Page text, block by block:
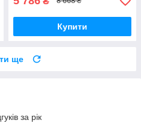
Купити
ще
за рік